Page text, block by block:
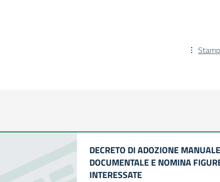
DECRETO DI ADOZIONE
DOCUMENTALE E NOMINA
INTERESSATE